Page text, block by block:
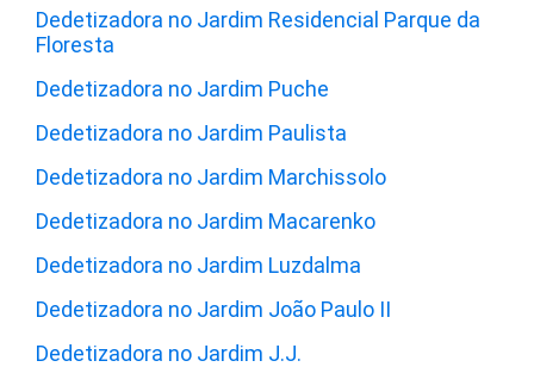
Dedetizadora no Jardim Residencial Parque da
Floresta
Dedetizadora no Jardim Puche
Dedetizadora no Jardim Paulista
Dedetizadora no Jardim Marchissolo
Dedetizadora no Jardim Macarenko
Dedetizadora no Jardim Luzdalma
Dedetizadora no Jardim João Paulo II
Dedetizadora no Jardim J.J.